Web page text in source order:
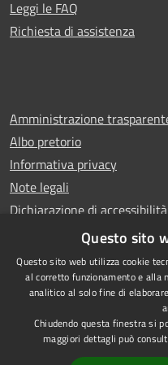
Leggi le FAQ
Richiesta di assistenza
Amministrazione
Albo pretorio
Informativa privacy
Note legali
Dichiarazione di accessibilità
Whistleblowing
Accessibilità
Questo sito
Questo sito web utilizza cookie
al corretto funzionamento e alla
analitico al solo fine di
Chiudendo questa finestra si
maggiori dettagli può